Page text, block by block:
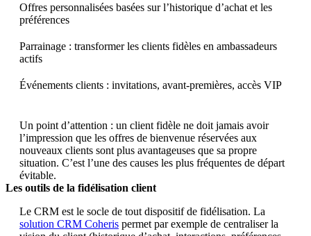
Offres personnalisées basées sur l’historique d’achat et les
préférences
Parrainage : transformer les clients fidèles en ambassadeurs
actifs
Événements clients : invitations, avant-premières, accès VIP
Un point d’attention : un client fidèle ne doit jamais avoir
l’impression que les offres de bienvenue réservées aux
nouveaux clients sont plus avantageuses que sa propre
situation. C’est l’une des causes les plus fréquentes de départ
évitable.
Les outils de la fidélisation client
Le CRM est le socle de tout dispositif de fidélisation. La
solution CRM Coheris permet par exemple de centraliser la